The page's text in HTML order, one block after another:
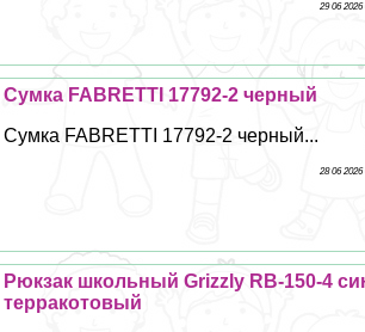
29 06 2026
Сумка FABRETTI 17792-2 черный
Сумка FABRETTI 17792-2 черный...
28 06 2026
Рюкзак школьный Grizzly RB-150-4
терpaкотовый